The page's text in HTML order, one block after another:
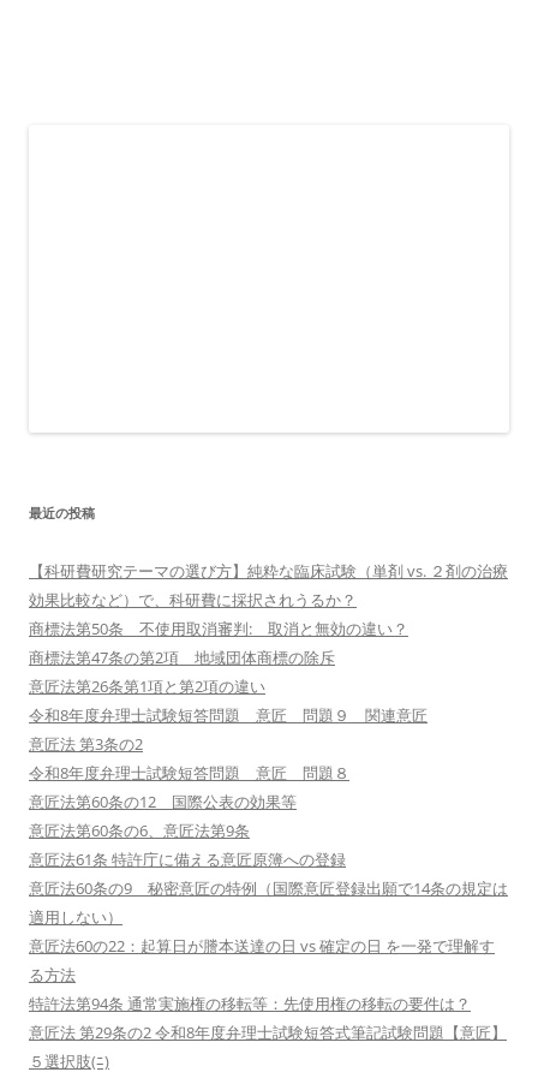
最近の投稿
【科研費研究テーマの選び方】純粋な臨床試験（単剤 vs. ２剤の治療
効果比較など）で、科研費に採択されうるか？
商標法第50条 不使用取消審判: 取消と無効の違い？
商標法第47条の第2項 地域団体商標の除斥
意匠法第26条第1項と第2項の違い
令和8年度弁理士試験短答問題 意匠 問題９ 関連意匠
意匠法 第3条の2
令和8年度弁理士試験短答問題 意匠 問題８
意匠法第60条の12 国際公表の効果等
意匠法第60条の6、意匠法第9条
意匠法61条 特許庁に備える意匠原簿への登録
意匠法60条の9 秘密意匠の特例（国際意匠登録出願で14条の規定は
適用しない）
意匠法60の22：起算日が謄本送達の日 vs 確定の日 を一発で理解す
る方法
特許法第94条 通常実施権の移転等：先使用権の移転の要件は？
意匠法 第29条の2 令和8年度弁理士試験短答式筆記試験問題【意匠】
５選択肢(ﾆ)